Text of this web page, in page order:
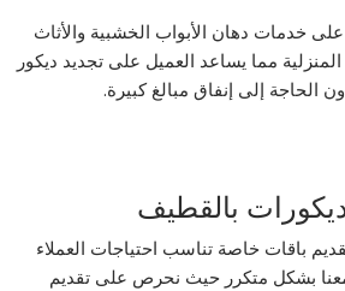
خدمات دهان الأبواب الخشبية والأثاث
مما يساعد العميل على تجديد ديكور
الحاجة إلى إنفاق مبالغ كبيرة.
بالقطيف
باقات خاصة تناسب احتياجات العملاء
معنا بشكل متكرر حيث نحرص على تقديم